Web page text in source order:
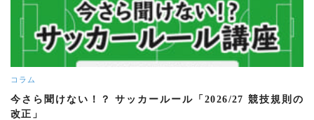
コラム
今さら聞けない！？ サッカールール「2026/27 競技規則の
改正」